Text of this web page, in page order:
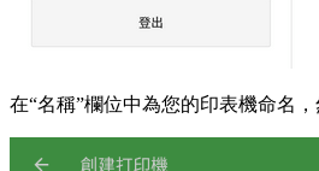
在“名稱”欄位中為您的印表機命名